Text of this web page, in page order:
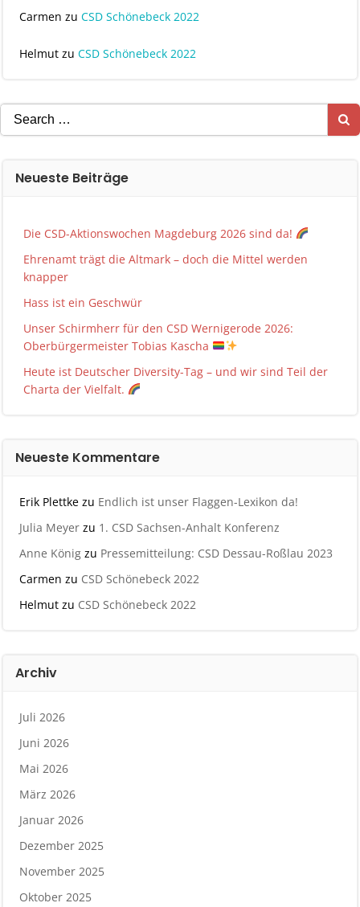
Carmen zu CSD Schönebeck 2022
Helmut zu CSD Schönebeck 2022
Search
for:
Neueste Beiträge
Die CSD-Aktionswochen Magdeburg 2026 sind da!
Ehrenamt trägt die Altmark – doch die Mittel werden
knapper
Hass ist ein Geschwür
Unser Schirmherr für den CSD Wernigerode 2026:
Oberbürgermeister Tobias Kascha
Heute ist Deutscher Diversity-Tag – und wir sind Teil der
Charta der Vielfalt.
Neueste Kommentare
Erik Plettke zu Endlich ist unser Flaggen-Lexikon da!
Julia Meyer zu 1. CSD Sachsen-Anhalt Konferenz
Anne König zu Pressemitteilung: CSD Dessau-Roßlau 2023
Carmen zu CSD Schönebeck 2022
Helmut zu CSD Schönebeck 2022
Archiv
Juli 2026
Juni 2026
Mai 2026
März 2026
Januar 2026
Dezember 2025
November 2025
Oktober 2025